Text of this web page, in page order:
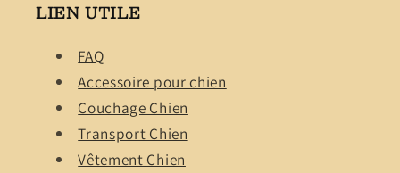
LIEN UTILE
FAQ
Accessoire pour chien
Couchage Chien
Transport Chien
Vêtement Chien